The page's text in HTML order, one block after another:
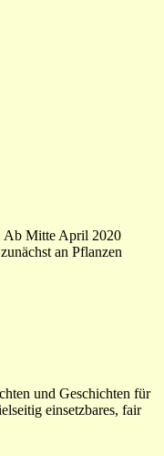
Ab Mitte April 2020
an Pflanzen
und Geschichten für
einsetzbares, fair